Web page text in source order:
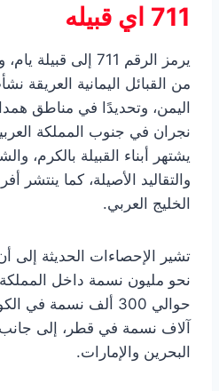
711 اي قبيله
يرمز الرقم 711 إلى
من القبائل اليمانية العريقة
اليمن، وتحديدًا في مناطق
نجران في جنوب المملكة
يشتهر أبناء القبيلة بالكرم،
والتقاليد الأصيلة، كما ينتشر
الخليج العربي.
تشير الإحصاءات الحديثة إلى أن
نحو مليون نسمة داخل
آلاف نسمة في قطر، إلى
البحرين والإمارات.